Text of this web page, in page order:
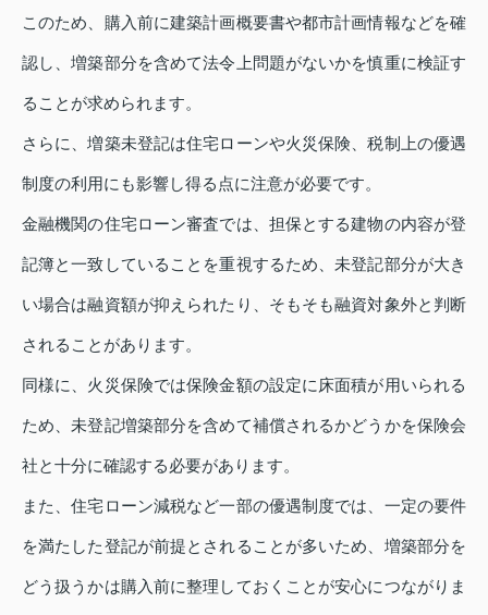
このため、購入前に建築計画概要書や都市計画情報などを確
認し、増築部分を含めて法令上問題がないかを慎重に検証す
ることが求められます。
さらに、増築未登記は住宅ローンや火災保険、税制上の優遇
制度の利用にも影響し得る点に注意が必要です。
金融機関の住宅ローン審査では、担保とする建物の内容が登
記簿と一致していることを重視するため、未登記部分が大き
い場合は融資額が抑えられたり、そもそも融資対象外と判断
されることがあります。
同様に、火災保険では保険金額の設定に床面積が用いられる
ため、未登記増築部分を含めて補償されるかどうかを保険会
社と十分に確認する必要があります。
また、住宅ローン減税など一部の優遇制度では、一定の要件
を満たした登記が前提とされることが多いため、増築部分を
どう扱うかは購入前に整理しておくことが安心につながりま